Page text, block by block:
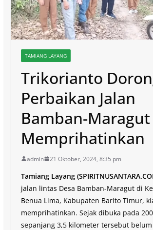
TAMIANG LAYANG
Trikorianto
Perbaikan Jalan
Bamban-
Memprihatinkan
admin 21 Oktober, 2024, 8:35 pm
Tamiang Layang
jalan lintas Desa Bamban-Maragut di
Benua Lima, Kabupaten Barito Timur,
memprihatinkan. Sejak dibuka pada
sepanjang 3,5 kilometer tersebut